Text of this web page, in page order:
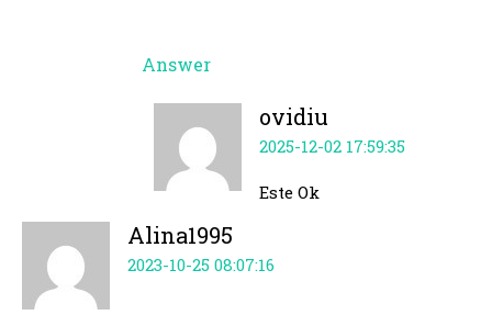
Answer
ovidiu
2025-12-02 17:59:35
Este Ok
Alina1995
2023-10-25 08:07:16